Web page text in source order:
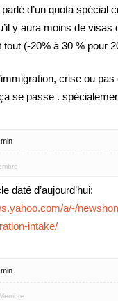
d’un quota spécial
y aura moins de visas
tout (-20% à 30 % pour
crise ou pas
se passe .
daté d’aujourd’hui:
a/-/
intake/
Membre